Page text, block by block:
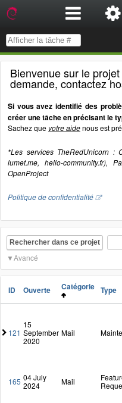
Bienvenue sur le
demande, contactez
Si vous avez identifié des
créer une tâche en précisant le
Sachez que votre aidenous est
*Les services TheRedUnicorn :
lumet.me, hello-community.fr),
OpenProject
Politique de confidentialité
Rechercher dans ce projet
Avancé
ID Ouverte Catégorie Type
121
15
September
2020
Mail
165 04 July
2024
Mail